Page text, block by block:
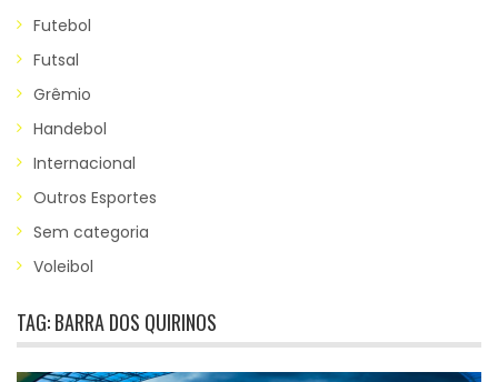
Futebol
Futsal
Grêmio
Handebol
Internacional
Outros Esportes
Sem categoria
Voleibol
TAG:BARRA DOS QUIRINOS